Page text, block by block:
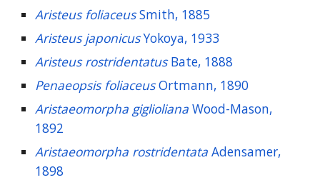
Aristeus foliaceusSmith, 1885
Aristeus japonicusYokoya, 1933
Aristeus rostridentatusBate, 1888
Penaeopsis foliaceusOrtmann, 1890
Aristaeomorpha gigliolianaWood-Mason,
1892
Aristaeomorpha rostridentata Adensamer,
1898